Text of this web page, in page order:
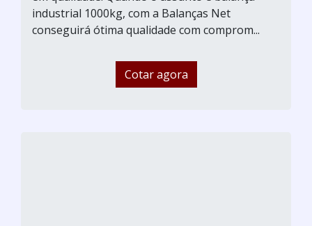
industrial 1000kg, com a Balanças Net
conseguirá ótima qualidade com comprom...
Cotar agora